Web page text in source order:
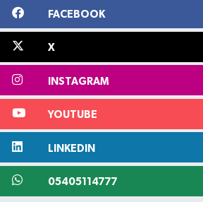
FACEBOOK
X
INSTAGRAM
YOUTUBE
LINKEDIN
05405114777